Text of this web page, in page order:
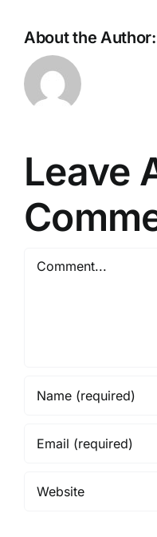
About the Author:
Leave
Comment